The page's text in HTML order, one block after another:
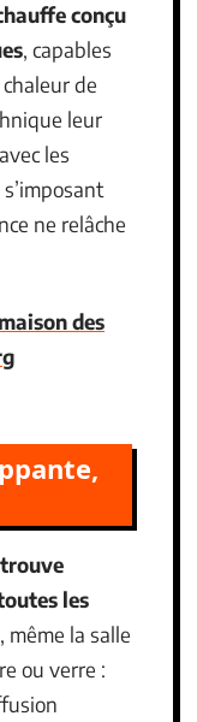
conçu
, capables
de
leur
les
ne relâche
des
les
même la salle
ou verre :